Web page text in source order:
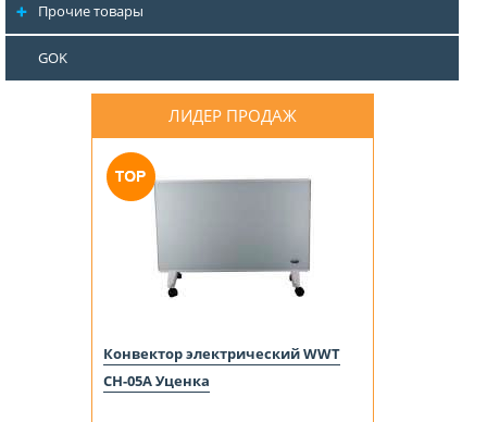
Прочие товары
GOK
ЛИДЕР ПРОДАЖ
Конвектор электрический WWT
CH-05A Уценка